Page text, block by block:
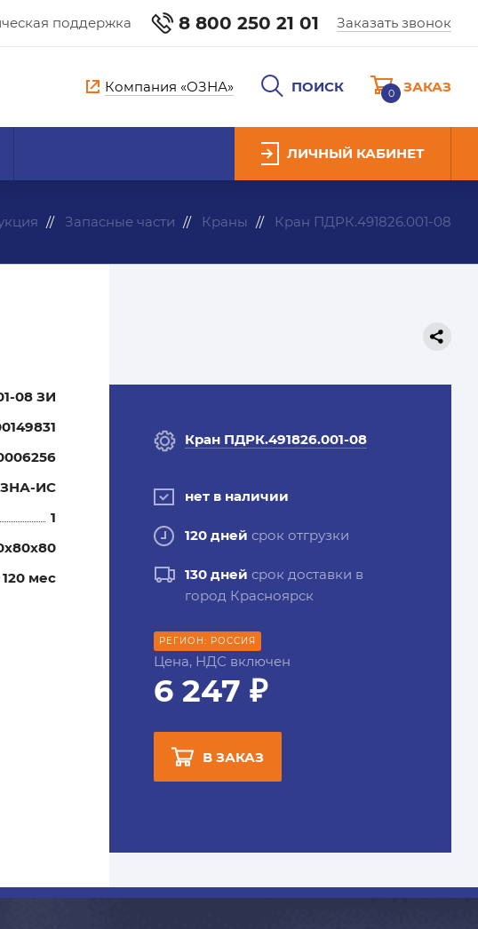
поддержка 8 800 250 21 01 Заказать звонок
Компания «ОЗНА» ПОИСК 0 ЗАКАЗ
ЛИЧНЫЙ КАБИНЕТ
Запасные части Краны Кран ПДРК.491826.001-08
08 ЗИ
ИС
1
120 мес
Кран ПДРК.491826.001-08
нет в наличии
120 дней срок отгрузки
130 дней срок доставки в
город Красноярск
РЕГИОН: РОССИЯ
Цена, НДС включен
6 247 ₽
В ЗАКАЗ